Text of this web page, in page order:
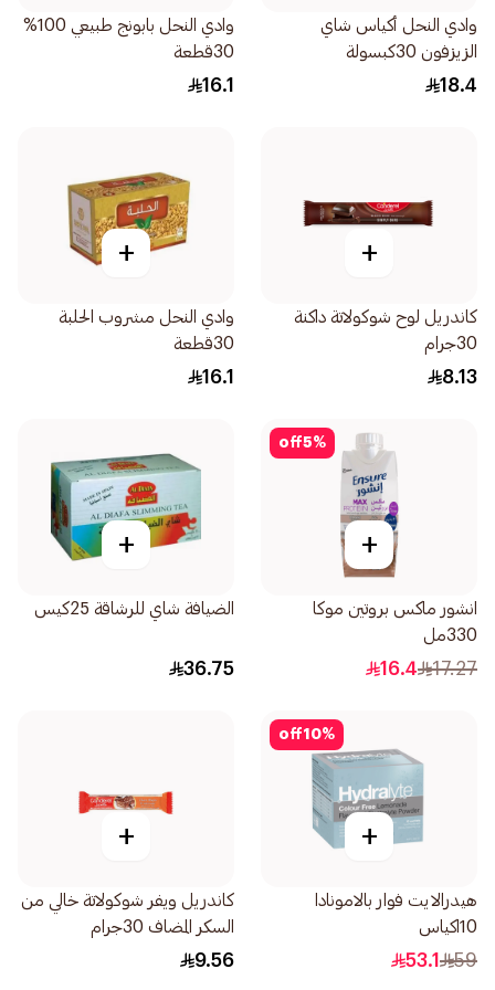
وادي النحل أكياس شاي
الزيزفون 30كبسولة
18.4
وادي النحل بابونج طبيعي 100%
30قطعة
16.1
+
كاندريل لوح شوكولاتة داكنة
30جرام
8.13
+
وادي النحل مشروب الحلبة
30قطعة
16.1
5%
off
+
انشور ماكس بروتين موكا
330مل
17.27
16.4
+
الضيافة شاي للرشاقة 25كيس
36.75
10%
off
+
هيدرالايت فوار بالامونادا
10اكياس
59
53.1
+
كاندريل ويفر شوكولاتة خالي من
السكر المضاف 30جرام
9.56